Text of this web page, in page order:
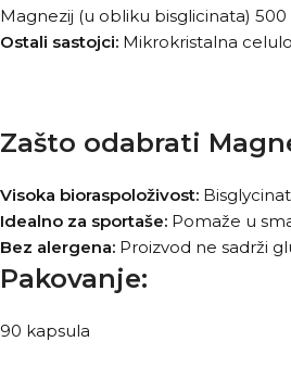
Magnezij (u obliku bisglicinata)
Ostali sastojci: Mikrokristalna
Zašto odabrati
Visoka bioraspoloživost:
Idealno za sportaše: Pomaže u
Bez alergena: Proizvod ne sadrži
Pakovanje:
90 kapsula